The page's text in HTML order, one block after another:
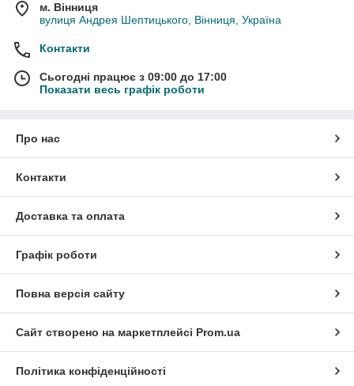
м. Вінниця
вулиця Андрея Шептицького, Вінниця, Україна
Контакти
Сьогодні працює з 09:00 до 17:00
Показати весь графік роботи
Про нас
Контакти
Доставка та оплата
Графік роботи
Повна версія сайту
Сайт створено на маркетплейсі Prom.ua
Політика конфіденційності